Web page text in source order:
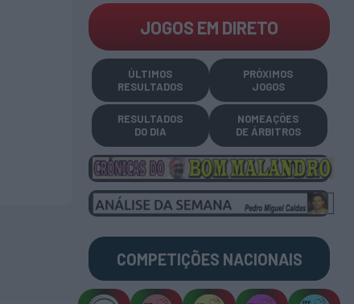
JOGOS EM DIRETO
ÚLTIMOS
RESULTADOS
PRÓXIMOS
JOGOS
RESULTADOS
DO DIA
NOMEAÇÕES
DE ÁRBITROS
COMPETIÇÕES NACIONAIS